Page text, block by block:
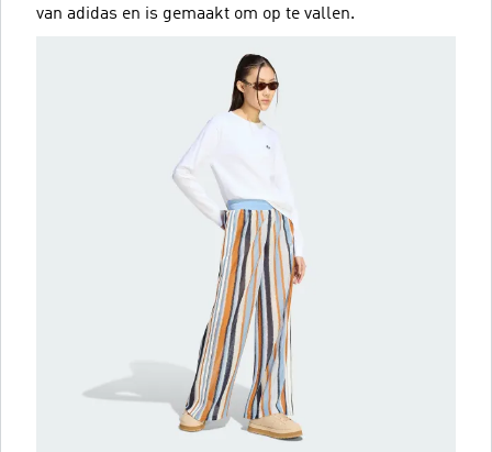
van adidas en is gemaakt om op te vallen.